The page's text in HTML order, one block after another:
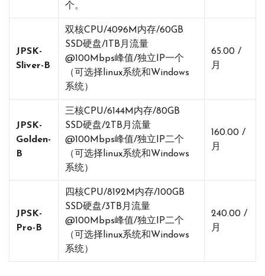
个。
JPSK-
Sliver-B
双核CPU/4096M内存/60GB
SSD硬盘/1TB月流量
@100Mbps峰值/独立IP一个
（可选择linux系统和Windows
系统）
65.00 /
月
JPSK-
Golden-
B
三核CPU/6144M内存/80GB
SSD硬盘/2TB月流量
@100Mbps峰值/独立IP二个
（可选择linux系统和Windows
系统）
160.00 /
月
JPSK-
Pro-B
四核CPU/8192M内存/100GB
SSD硬盘/3TB月流量
@100Mbps峰值/独立IP二个
（可选择linux系统和Windows
系统）
240.00 /
月